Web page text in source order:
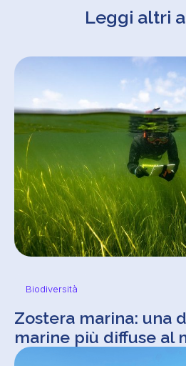
Leggi altri
Biodiversità
Zostera marina: una
marine più diffuse al